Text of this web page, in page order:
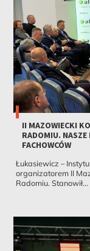
II MAZOWIECKI
RADOMIU.
FACHOWCÓW
Łukasiewicz –
organizatorem II
Radomiu. Stanowił...